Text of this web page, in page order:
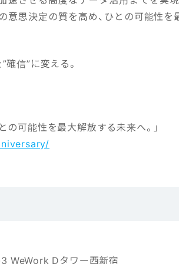
意思決定の質を高め、ひとの可能性を
確信”に変える。
可能性を最大解放する未来へ。」
WeWork Dタワー西新宿